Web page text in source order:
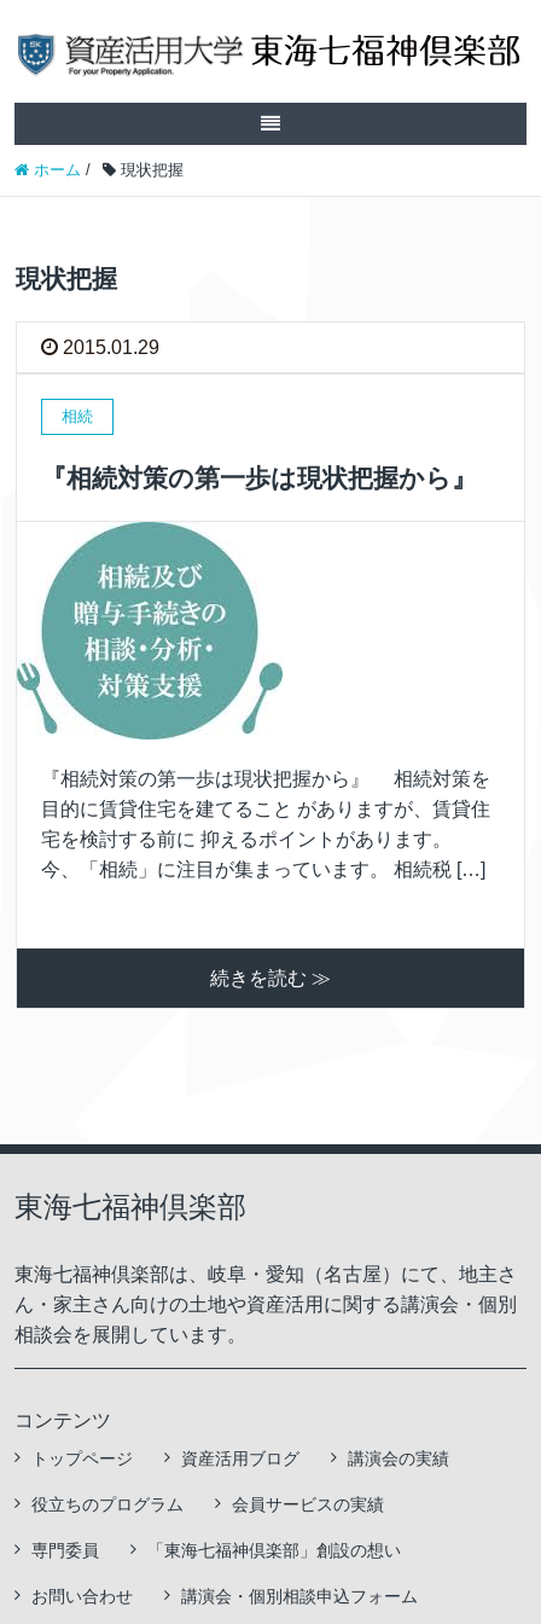
ホーム / 現状把握
現状把握
2015.01.29
相続
『相続対策の第一歩は現状把握から』
『相続対策の第一歩は現状把握から』 相続対策を
目的に賃貸住宅を建てること がありますが、賃貸住
宅を検討する前に 抑えるポイントがあります。
今、「相続」に注目が集まっています。 相続税 […]
続きを読む ≫
東海七福神倶楽部
東海七福神倶楽部は、岐阜・愛知（名古屋）にて、地主さ
ん・家主さん向けの土地や資産活用に関する講演会・個別
相談会を展開しています。
コンテンツ
トップページ 資産活用ブログ 講演会の実績
役立ちのプログラム 会員サービスの実績
専門委員 「東海七福神倶楽部」創設の想い
お問い合わせ 講演会・個別相談申込フォーム